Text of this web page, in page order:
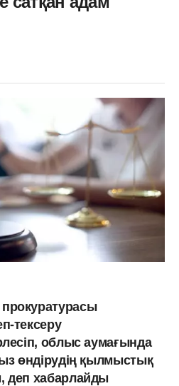
тексеру
облыс аумағында
өндірудің қылмыстық
деп хабарлайды